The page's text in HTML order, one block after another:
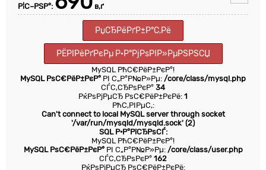
Р¦С–РЅР°: в‚ґ
РџСЂРёРґР±Р°С‚Рё
РЁРІРёРґРєРµ Р·Р°РјРѕРІР»РµРЅРЅСЏ
MySQL РћС€РёР±РєР°!
MySQL РѕС€РёР±РєР° РІ С„Р°Р№Р»Рµ: /core/class/mysql.php
СЃС‚СЂРѕРєР° 34
РќРѕРјРµСЂ РѕС€РёР±РєРё: 1
РћС‚РІРµС‚:
Can't connect to local MySQL server through socket
'/var/run/mysqld/mysqld.sock' (2)
SQL Р·Р°РїСЂРѕСЃ:
MySQL РћС€РёР±РєР°!
MySQL РѕС€РёР±РєР°РІ С„Р°Р№Р»Рµ: /core/class/user.php
СЃС‚СЂРѕРєР° 162
РќРѕРјРµСЂ РѕС€РёР±РєРё: